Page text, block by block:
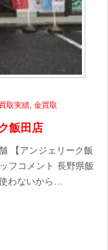
買取実績 金買取
飯田店
【アンジェリーク飯
フコメント 長野県飯
わないから…